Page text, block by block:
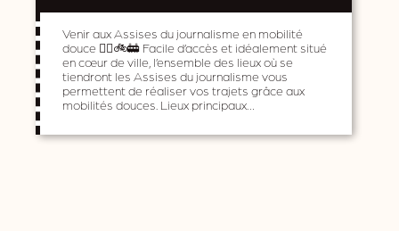
Venir aux Assises du journalisme en mobilité
douce 🚶‍♀️🚲🚋 Facile d’accès et idéalement situé
en cœur de ville, l’ensemble des lieux où se
tiendront les Assises du journalisme vous
permettent de réaliser vos trajets grâce aux
mobilités douces. Lieux principaux…